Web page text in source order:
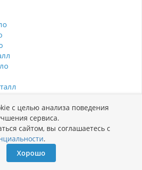
стекло
стекло
с целью анализа поведения
сервиса.
сайтом, вы соглашаетесь с
.
Хорошо